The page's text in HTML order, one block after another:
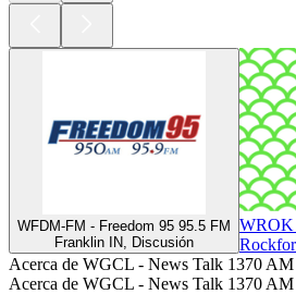
WFDM-FM - Freedom 95 95.5 FM
Franklin IN, Discusión
Acerca de WGCL - News Talk 1370 AM
Acerca de WGCL - News Talk 1370 AM